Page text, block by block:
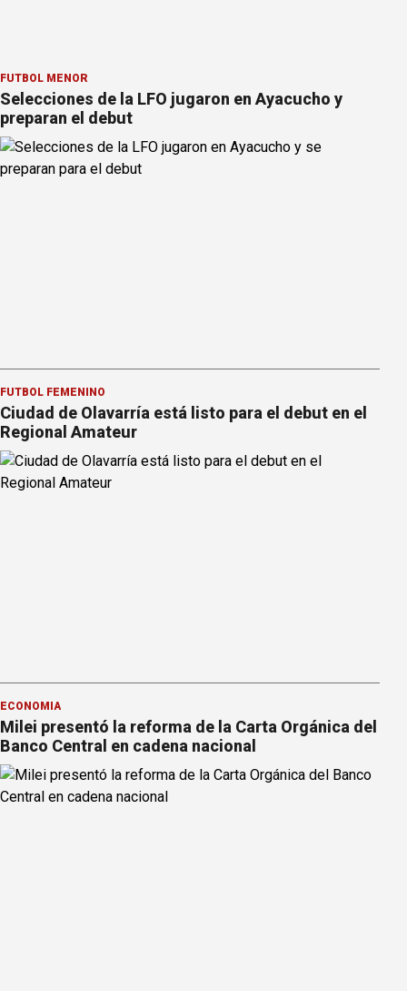
FÚTBOL MENOR
Selecciones de la LFO jugaron en Ayacucho y
preparan el debut
FÚTBOL FEMENINO
Ciudad de Olavarría está listo para el debut en el
Regional Amateur
ECONOMÍA
Milei presentó la reforma de la Carta Orgánica del
Banco Central en cadena nacional